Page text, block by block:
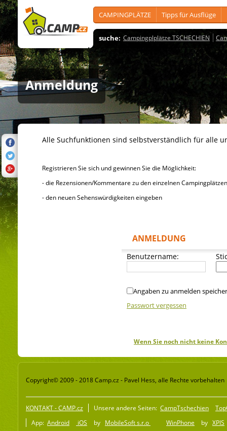
CAMPINGPLÄTZE Tipps für Ausflüge
suche: Campingplplätze TSCHECHIEN
Anmeldung
Alle Suchfunktionen sind selbstverständlich für alle
Registrieren Sie sich und gewinnen Sie die Möglichkeit:
- die Rezensionen/Kommentare zu den einzelnen
- den neuen Sehenswürdigkeiten eingeben
ANMELDUNG
Benutzername:
Angaben zu anmelden
Passwort vergessen
Wenn Sie noch nicht keine
Copyright© 2009 - 2018 Camp.cz - Pavel Hess, alle Rechte vorbehalten
KONTAKT - CAMP.cz Unsere andere Seiten: CampTschechien
App: Android iOS by MobileSoft s.r.o WinPhone by XPIS